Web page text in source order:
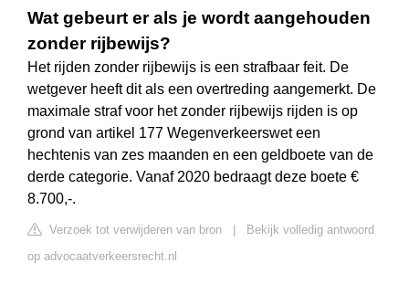
Wat gebeurt er als je wordt aangehouden
zonder rijbewijs?
Het rijden zonder rijbewijs is een strafbaar feit. De
wetgever heeft dit als een overtreding aangemerkt. De
maximale straf voor het zonder rijbewijs rijden is op
grond van artikel 177 Wegenverkeerswet een
hechtenis van zes maanden en een geldboete van de
derde categorie. Vanaf 2020 bedraagt deze boete €
8.700,-.
Verzoek tot verwijderen van bron
Bekijk volledig antwoord
op advocaatverkeersrecht.nl